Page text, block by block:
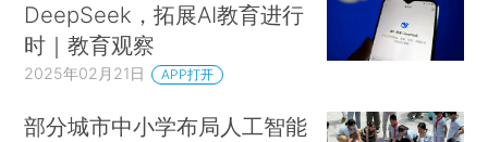
DeepSeek，拓展AI教育进行
时｜教育观察
2025年02月21日 APP打开
部分城市中小学布局人工智能